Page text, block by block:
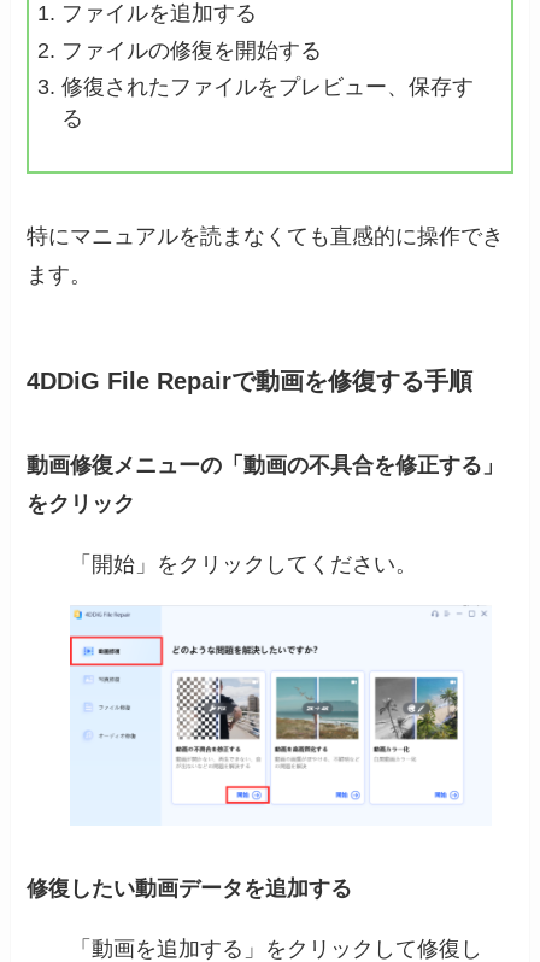
ファイルを追加する
ファイルの修復を開始する
修復されたファイルをプレビュー、保存す
る
特にマニュアルを読まなくても直感的に操作でき
ます。
4DDiG File Repairで動画を修復する手順
動画修復メニューの「動画の不具合を修正する」
をクリック
「開始」をクリックしてください。
修復したい動画データを追加する
「動画を追加する」をクリックして修復し